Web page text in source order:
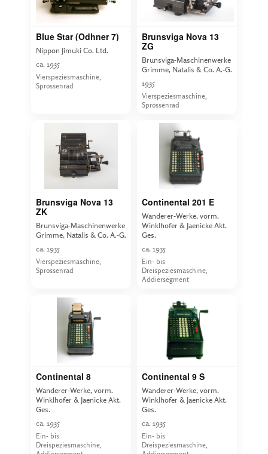
Blue Star (Odhner 7)
Nippon Jimuki Co. Ltd.
ca. 1935
Vierspeziesmaschine,
Sprossenrad
Brunsviga Nova 13
ZG
Brunsviga-Maschinenwerke
Grimme, Natalis & Co. A.-G.
1935
Vierspeziesmaschine,
Sprossenrad
Brunsviga Nova 13
ZK
Brunsviga-Maschinenwerke
Grimme, Natalis & Co. A.-G.
ca. 1935
Vierspeziesmaschine,
Sprossenrad
Continental 201 E
Wanderer-Werke, vorm.
Winklhofer & Jaenicke Akt.
Ges.
ca. 1935
Ein- bis
Dreispeziesmaschine,
Addiersegment
Continental 8
Wanderer-Werke, vorm.
Winklhofer & Jaenicke Akt.
Ges.
ca. 1935
Ein- bis
Dreispeziesmaschine,
Continental 9 S
Wanderer-Werke, vorm.
Winklhofer & Jaenicke Akt.
Ges.
ca. 1935
Ein- bis
Dreispeziesmaschine,